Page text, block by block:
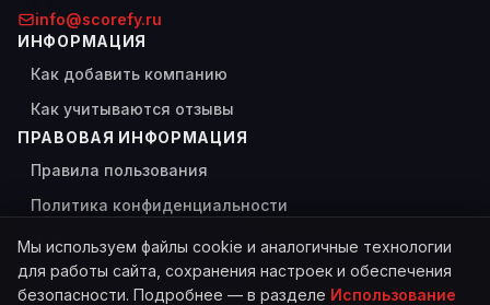
info@scorefy.ru
ИНФОРМАЦИЯ
Как добавить компанию
Как учитываются отзывы
ПРАВОВАЯ ИНФОРМАЦИЯ
Правила пользования
Политика конфиденциальности
Использование Cookies
Мы используем файлы cookie и аналогичные технологии
для работы сайта, сохранения настроек и обеспечения
безопасности. Подробнее — в разделе Использование